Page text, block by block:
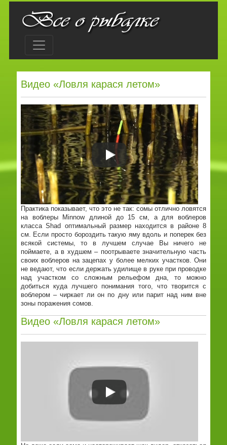
Видео «Ловля карася летом»
Практика показывает, что это не так: сомы отлично ловятся
на воблеры Minnow длиной до 15 см, а для воблеров
класса Shad оптимальный размер находится в районе 8
см. Если просто бороздить такую яму вдоль и поперек без
всякой системы, то в лучшем случае Вы ничего не
поймаете, а в худшем – поотрываете значительную часть
своих воблеров на зацепах у более мелких участков. Они
не ведают, что если держать удилище в руке при проводке
над участком со сложным рельефом дна, то можно
добиться куда лучшего понимания того, что творится с
воблером – чиркает ли он по дну или парит над ним вне
зоны поражения сомов.
Видео «Ловля карася летом»